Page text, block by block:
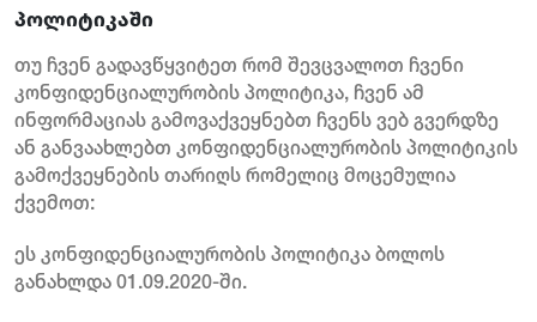
პოლიტიკაში
თუ ჩვენ გადავწყვიტეთ რომ შევცვალოთ ჩვენი
კონფიდენციალურობის პოლიტიკა, ჩვენ ამ
ინფორმაციას გამოვაქვეყნებთ ჩვენს ვებ გვერდზე
ან განვაახლებთ კონფიდენციალურობის პოლიტიკის
გამოქვეყნების თარიღს რომელიც მოცემულია
ქვემოთ:
ეს კონფიდენციალურობის პოლიტიკა ბოლოს
განახლდა 01.09.2020-ში.